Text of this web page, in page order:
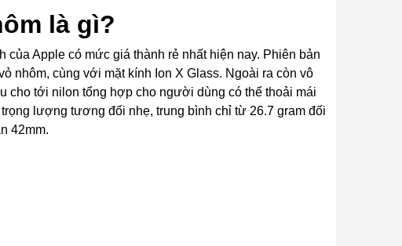
là gì?
Apple có mức giá thành rẻ nhất hiện nay. Phiên bản
nhôm, cùng với mặt kính Ion X Glass. Ngoài ra còn vô
cho tới nilon tổng hợp cho người dùng có thể thoải mái
lượng tương đối nhẹ, trung bình chỉ từ 26.7 gram đối
42mm.